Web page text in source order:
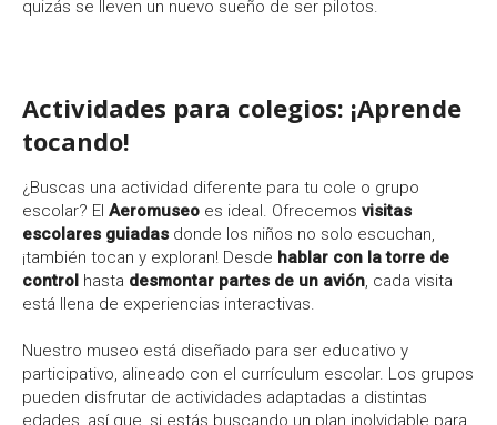
quizás se lleven un nuevo sueño de ser pilotos.
Actividades para colegios: ¡Aprende
tocando!
¿Buscas una actividad diferente para tu cole o grupo
escolar? El Aeromuseo es ideal. Ofrecemos visitas
escolares guiadas donde los niños no solo escuchan,
¡también tocan y exploran! Desde hablar con la torre de
control hasta desmontar partes de un avión, cada visita
está llena de experiencias interactivas.
Nuestro museo está diseñado para ser educativo y
participativo, alineado con el currículum escolar. Los grupos
pueden disfrutar de actividades adaptadas a distintas
edades, así que, si estás buscando un plan inolvidable para